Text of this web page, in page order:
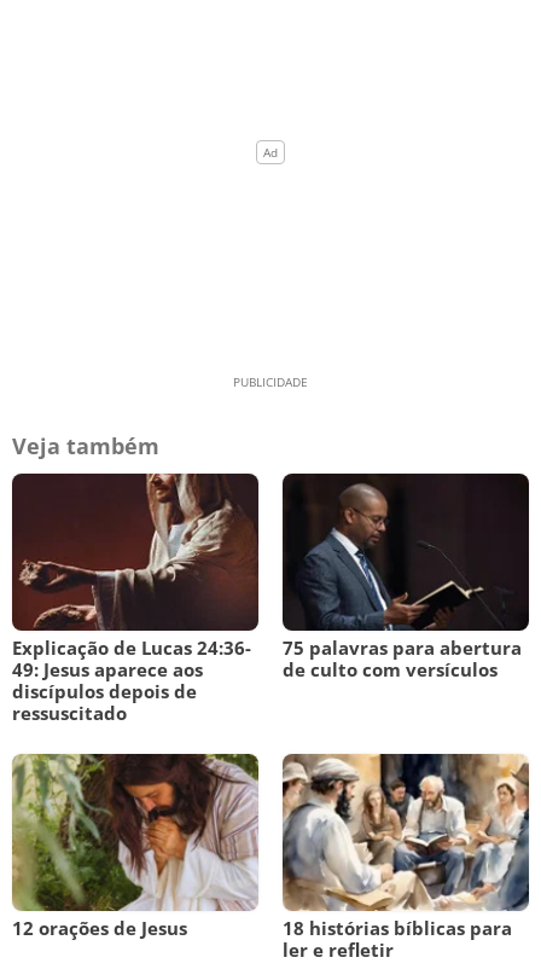
Veja também
Explicação de Lucas 24:36-
49: Jesus aparece aos
discípulos depois de
ressuscitado
75 palavras para abertura
de culto com versículos
12 orações de Jesus
18 histórias bíblicas para
ler e refletir